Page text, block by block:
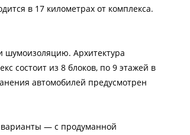
в 17 километрах от комплекса.
шумоизоляцию. Архитектура
состоит из 8 блоков, по 9 этажей в
автомобилей предусмотрен
— с продуманной